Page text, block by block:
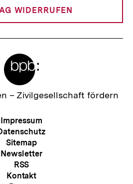
WIDERRUFEN
– Zivilgesellschaft fördern
Meta-
Navigation
Impressum
Sitemap
Newsletter
RSS
Kontakt